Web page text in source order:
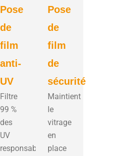
Pose
de
film
anti-
UV
Filtre
99 %
des
UV
responsables
Pose
de
film
de
sécurité
Maintient
le
vitrage
en
place